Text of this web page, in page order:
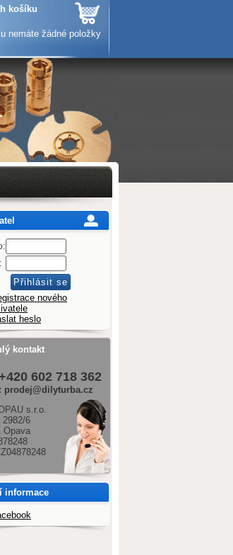
košíku
nemáte žádné položky
nového
heslo
kontakt
602 718 362
prodej@dilyturba.cz
s.r.o.
2982/6
Opava
informace